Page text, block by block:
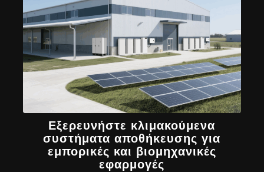
Εξερευνήστε κλιμακούμενα
συστήματα αποθήκευσης για
εμπορικές και βιομηχανικές
εφαρμογές